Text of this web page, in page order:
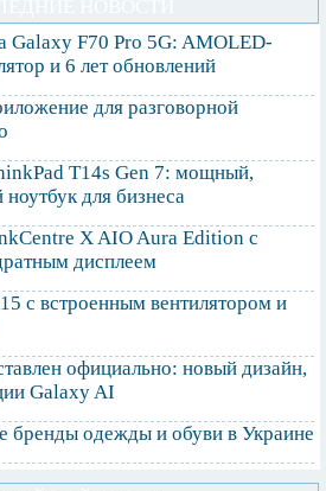
Galaxy F70 Pro 5G: AMOLED-
и 6 лет обновлений
для разговорной
T14s Gen 7: мощный,
для бизнеса
X AIO Aura Edition с
дисплеем
с встроенным вентилятором и
официально: новый дизайн,
Galaxy AI
бренды одежды и обуви в Украине